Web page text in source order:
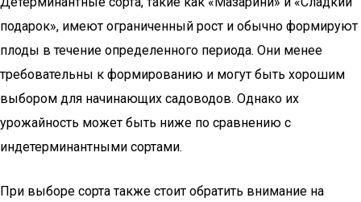
подарок», имеют ограниченный рост и обычно формируют
плоды в течение определенного периода. Они менее
требовательны к формированию и могут быть хорошим
выбором для начинающих садоводов. Однако их
урожайность может быть ниже по сравнению с
индетерминантными сортами.
При выборе сорта также стоит обратить внимание на